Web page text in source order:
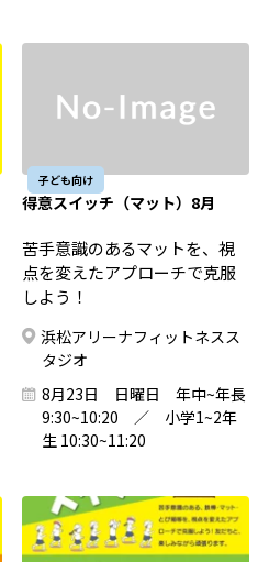
子ども向け
得意スイッチ（マット）8月
苦手意識のあるマットを、視
点を変えたアプローチで克服
しよう！
浜松アリーナフィットネスス
タジオ
8月23日 日曜日 年中~年長
9:30~10:20 ／ 小学1~2年
生 10:30~11:20